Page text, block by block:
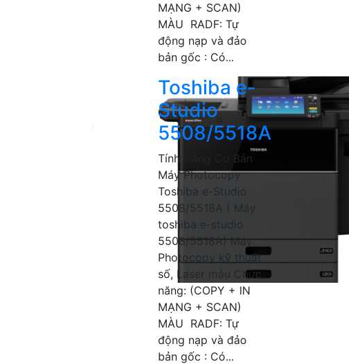
MẠNG + SCAN)
MÀU RADF: Tự
động nạp và đảo
bản gốc : Có...
Toshiba e-
Studio
5508/5518A
Tính Năng Cơ Bản
Máy Photocopy
Toshiba e-Studio
5508/5518A ( Máy
toshiba e-studio
5508/5518A) Máy
Photocopy kỹ thuật
số, Laser màu Chức
năng: (COPY + IN
MẠNG + SCAN)
MÀU RADF: Tự
động nạp và đảo
bản gốc : Có...